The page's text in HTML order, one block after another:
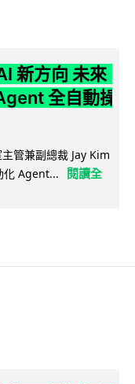
新方向 未來
全自動操
管兼副總裁 Jay Kim
化 Agent...
閱讀全